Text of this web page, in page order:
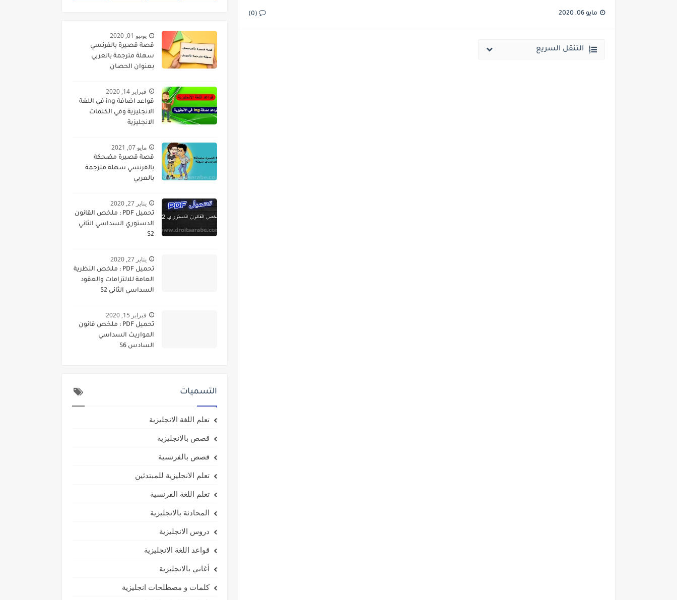
مايو 06, 2020 (0)
التنقل السريع
يونيو 01, 2020
قصة قصيرة بالفرنسي
سهلة مترجمة بالعربي
بعنوان الحصان
فبراير 14, 2020
قواعد اضافة ing في اللغة
الانجليزية وفي الكلمات
الانجليزية
مايو 07, 2021
قصة قصيرة مضحكة
بالفرنسي سهلة مترجمة
بالعربي
يناير 27, 2020
تحميل PDF : ملخص القانون
الدستوري السداسي الثاني
S2
يناير 27, 2020
تحميل PDF : ملخص النظرية
العامة للالتزامات والعقود
السداسي الثاني S2
فبراير 15, 2020
تحميل PDF : ملخص قانون
المواريث السداسي
السادس S6
التسميات
تعلم اللغة الانجليزية
قصص بالانجليزية
قصص بالفرنسية
تعلم الانجليزية للمبتدئين
تعلم اللغة الفرنسية
المحادثة بالانجليزية
دروس الانجليزية
قواعد اللغة الانجليزية
أغاني بالانجليزية
كلمات و مصطلحات انجليزية